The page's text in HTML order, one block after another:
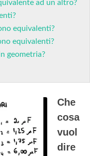
ad un altro?
equivalenti?
equivalenti?
geometria?
Che
cosa
vuol
dire